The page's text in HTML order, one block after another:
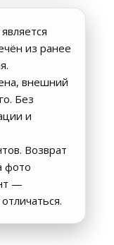
из ранее
внешний
Без
и
Возврат
фото
—